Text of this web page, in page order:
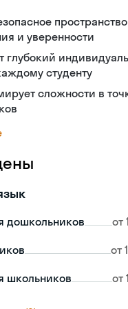
и уверенности
глубокий
студенту
сложности в
дошкольников от
от
школьников от